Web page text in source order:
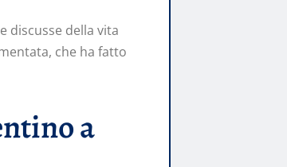
discusse della vita
che ha fatto
a